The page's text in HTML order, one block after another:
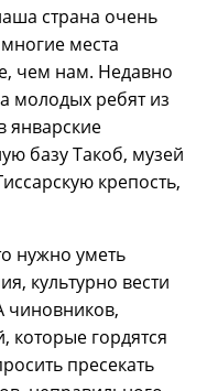
страна очень
места
чем нам. Недавно
молодых ребят из
январские
базу Такоб, музей
крепость,
нужно уметь
культурно вести
чиновников,
которые гордятся
пресекать